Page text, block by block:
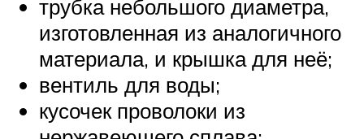
трубка небольшого диаметра,
изготовленная из аналогичного
материала, и крышка для неё;
вентиль для воды;
кусочек проволоки из